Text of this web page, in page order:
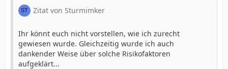
Zitat von Sturmimker
Ihr könnt euch nicht vorstellen, wie ich zurecht
gewiesen wurde. Gleichzeitig wurde ich auch
dankender Weise über solche Risikofaktoren
aufgeklärt...